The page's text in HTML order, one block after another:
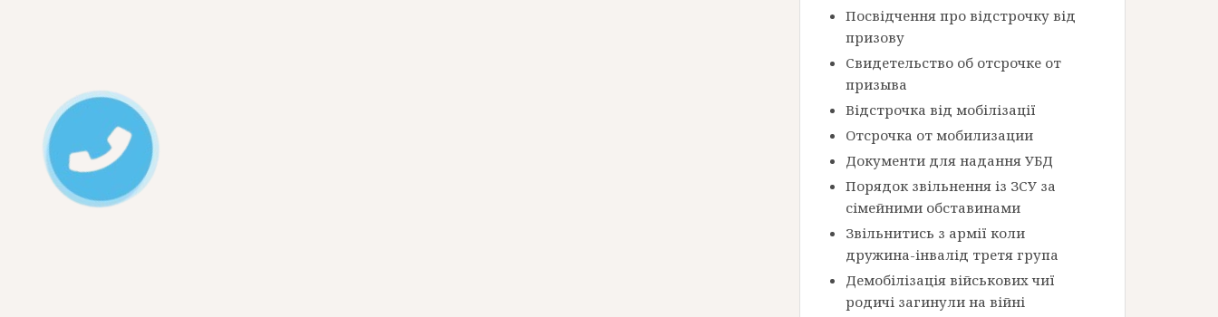
Посвідчення про відстрочку від
призову
Свидетельство об отсрочке от
призыва
Відстрочка від мобілізації
Отсрочка от мобилизации
Документи для надання УБД
Порядок звільнення із ЗСУ за
сімейними обставинами
Звільнитись з армії коли
дружина-інвалід третя група
Демобілізація військових чиї
родичі загинули на війні